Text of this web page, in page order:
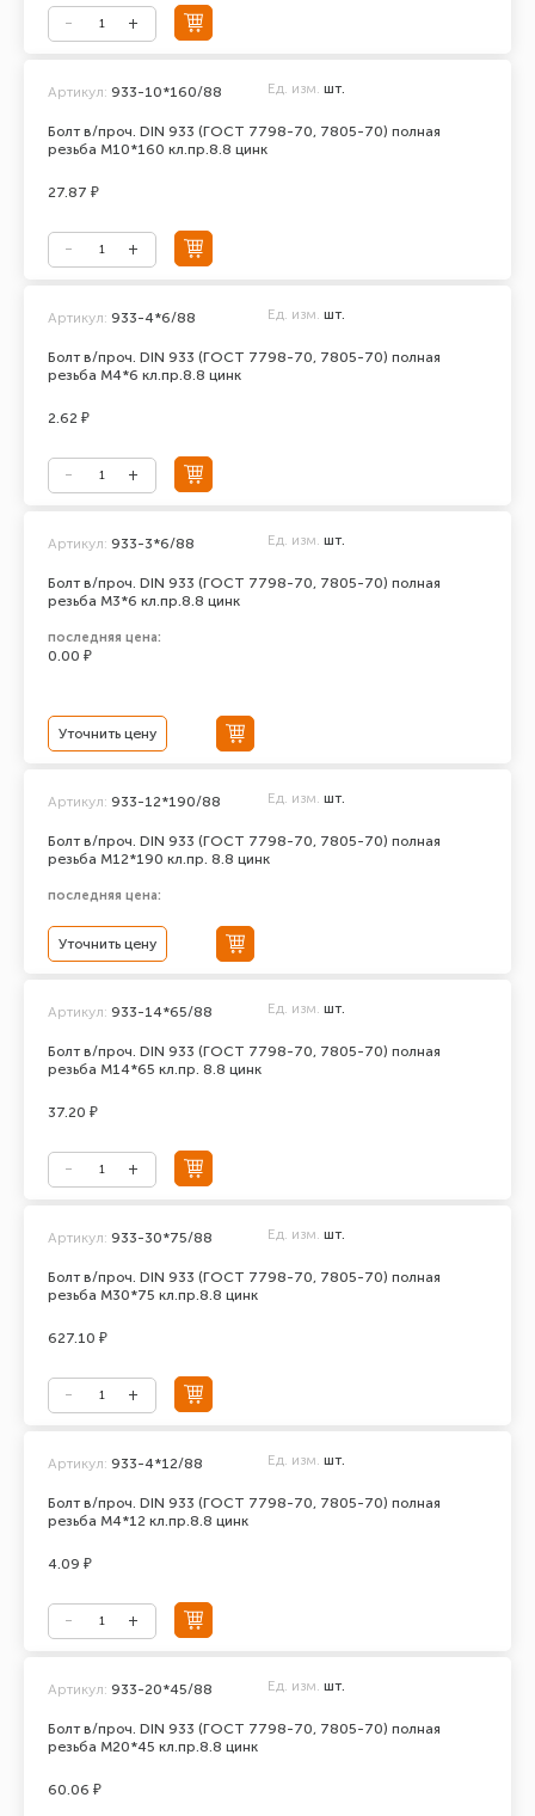
Болт в/проч. DIN 933 (ГОСТ 7798-70, 7805-70) полная
резьба М10*160 кл.пр.8.8 цинк
Артикул: 933-10*160/88 Ед. изм. шт.
27.87 ₽
Болт в/проч. DIN 933 (ГОСТ 7798-70, 7805-70) полная
резьба М4*6 кл.пр.8.8 цинк
Артикул: 933-4*6/88 Ед. изм. шт.
2.62 ₽
Болт в/проч. DIN 933 (ГОСТ 7798-70, 7805-70) полная
резьба М3*6 кл.пр.8.8 цинк
Артикул: 933-3*6/88 Ед. изм. шт.
последняя цена:
0.00 ₽
Уточнить цену
Болт в/проч. DIN 933 (ГОСТ 7798-70, 7805-70) полная
резьба М12*190 кл.пр. 8.8 цинк
Артикул: 933-12*190/88 Ед. изм. шт.
последняя цена:
Уточнить цену
Болт в/проч. DIN 933 (ГОСТ 7798-70, 7805-70) полная
резьба М14*65 кл.пр. 8.8 цинк
Артикул: 933-14*65/88 Ед. изм. шт.
37.20 ₽
Болт в/проч. DIN 933 (ГОСТ 7798-70, 7805-70) полная
резьба М30*75 кл.пр.8.8 цинк
Артикул: 933-30*75/88 Ед. изм. шт.
627.10 ₽
Болт в/проч. DIN 933 (ГОСТ 7798-70, 7805-70) полная
резьба М4*12 кл.пр.8.8 цинк
Артикул: 933-4*12/88 Ед. изм. шт.
4.09 ₽
Болт в/проч. DIN 933 (ГОСТ 7798-70, 7805-70) полная
резьба М20*45 кл.пр.8.8 цинк
Артикул: 933-20*45/88 Ед. изм. шт.
60.06 ₽